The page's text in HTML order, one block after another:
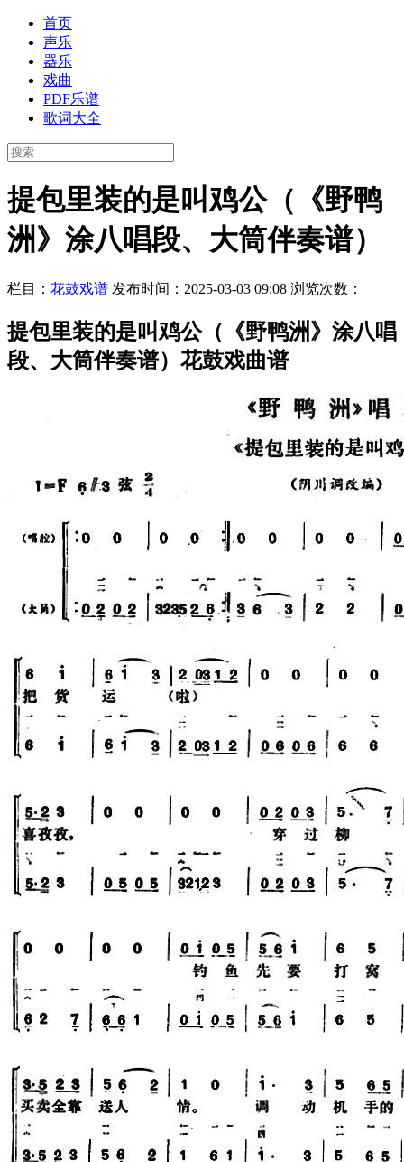
首页
声乐
器乐
戏曲
PDF乐谱
歌词大全
提包里装的是叫鸡公（《野鸭
洲》涂八唱段、大筒伴奏谱）
栏目： 花鼓戏谱 发布时间：2025-03-03 09:08 浏览次数：
提包里装的是叫鸡公（《野鸭洲》涂八唱
段、大筒伴奏谱）花鼓戏曲谱